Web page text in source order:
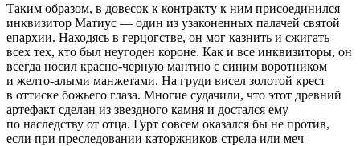
Таким образом, в довесок к контракту к ним присоединился
инквизитор Матиус — один из узаконенных палачей святой
епархии. Находясь в герцогстве, он мог казнить и сжигать
всех тех, кто был неугоден короне. Как и все инквизиторы, он
всегда носил красно-черную мантию с синим воротником
и желто-алыми манжетами. На груди висел золотой крест
в оттиске божьего глаза. Многие судачили, что этот древний
артефакт сделан из звездного камня и достался ему
по наследству от отца. Гурт совсем оказался бы не против,
если при преследовании каторжников стрела или меч